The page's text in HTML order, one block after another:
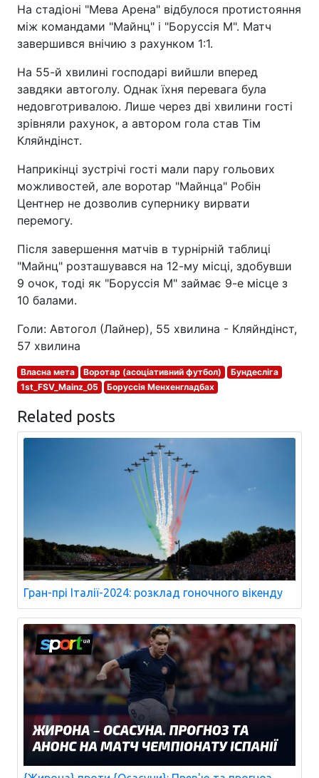
На стадіоні "Мева Арена" відбулося протистояння
між командами "Майнц" і "Боруссія М". Матч
завершився внічию з рахунком 1:1.
На 55-й хвилині господарі вийшли вперед
завдяки автоголу. Однак їхня перевага була
недовготривалою. Лише через дві хвилини гості
зрівняли рахунок, а автором гола став Тім
Кляйндінст.
Наприкінці зустрічі гості мали пару гольових
можливостей, але воротар "Майнца" Робін
Центнер не дозволив супернику вирвати
перемогу.
Після завершення матчів в турнірній таблиці
"Майнц" розташувався на 12-му місці, здобувши
9 очок, тоді як "Боруссія М" займає 9-е місце з
10 балами.
Голи: Автогол (Лайнер), 55 хвилина - Кляйндінст,
57 хвилина
Власна мета Воротар (асоціативний футбол)
Бундесліга
1st_FSV_Mainz_05
Боруссія Менхенгладбах
Related posts
Гран-прі Італії-2024: розклад гоночного вікенду